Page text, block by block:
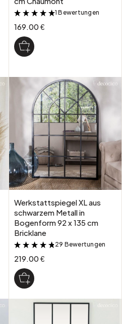
&
1 Bewertungen
169.00 €
Werkstattspiegel XL aus
schwarzem Metall in
Bogenform 92 x 135 cm
Bricklane
&
29 Bewertungen
219.00 €